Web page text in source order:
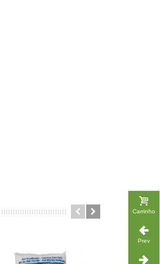
Carrinho
Prev